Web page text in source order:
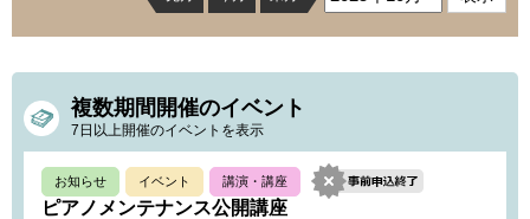
複数期間開催のイベント
7日以上開催のイベントを表示
お知らせ イベント 講演・講座
ピアノメンテナンス公開講座